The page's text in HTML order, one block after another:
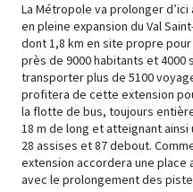
La Métropole va prolonger d’ici
en pleine expansion du Val
dont 1,8 km en site propre
près de 9000 habitants et
transporter plus de 5100
profitera de cette extension
la flotte de bus, toujours
18 m de long et atteignant
28 assises et 87 debout.
extension accordera une place
avec le prolongement des